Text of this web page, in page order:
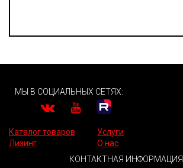
МЫ В СОЦИАЛЬНЫХ СЕТЯХ:
Каталог товаров Услуги
Лизинг
О нас
КОНТАКТНАЯ ИНФОРМАЦИЯ